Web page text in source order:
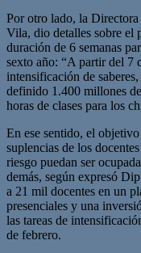
Por otro lado, la
Vila, dio detalles sobre el
duración de 6 semanas
sexto año: “A partir del 7
intensificación de
definido 1.400 millones
horas de clases para los
En ese sentido, el
suplencias de los
riesgo puedan ser
demás, según expresó
a 21 mil docentes en un
presenciales y una
las tareas de
de febrero.